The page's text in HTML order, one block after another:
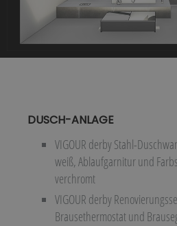
DUSCH-ANLAGE
VIGOUR derby Stahl-
weiß, Ablaufgarnitur und
verchromt
VIGOUR derby
Brausethermostat und